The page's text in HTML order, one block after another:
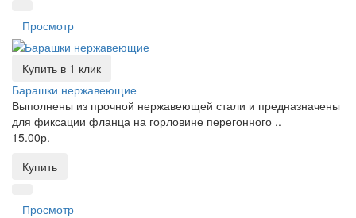
Просмотр
Купить в 1 клик
Барашки нержавеющие
Выполнены из прочной нержавеющей стали и предназначены
для фиксации фланца на горловине перегонного ..
15.00р.
Купить
Просмотр